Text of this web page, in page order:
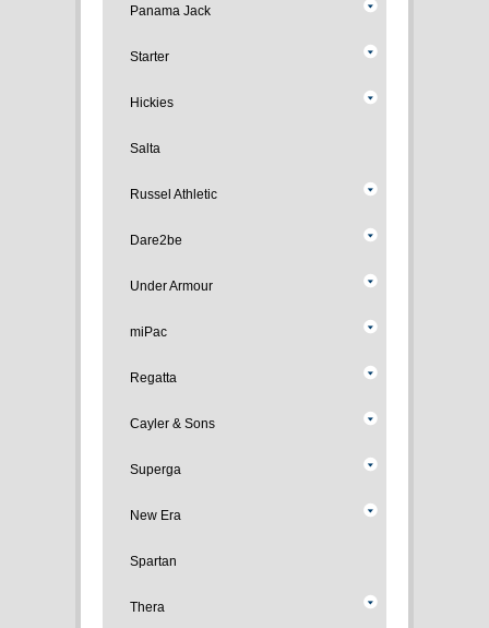
Panama Jack
Starter
Hickies
Salta
Russel Athletic
Dare2be
Under Armour
miPac
Regatta
Cayler & Sons
Superga
New Era
Spartan
Thera